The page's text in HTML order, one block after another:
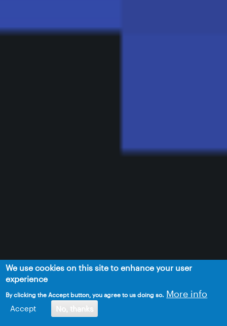
We use cookies on this site to enhance your user
experience
By clicking the Accept button, you agree to us doing so. More info
Accept No, thanks